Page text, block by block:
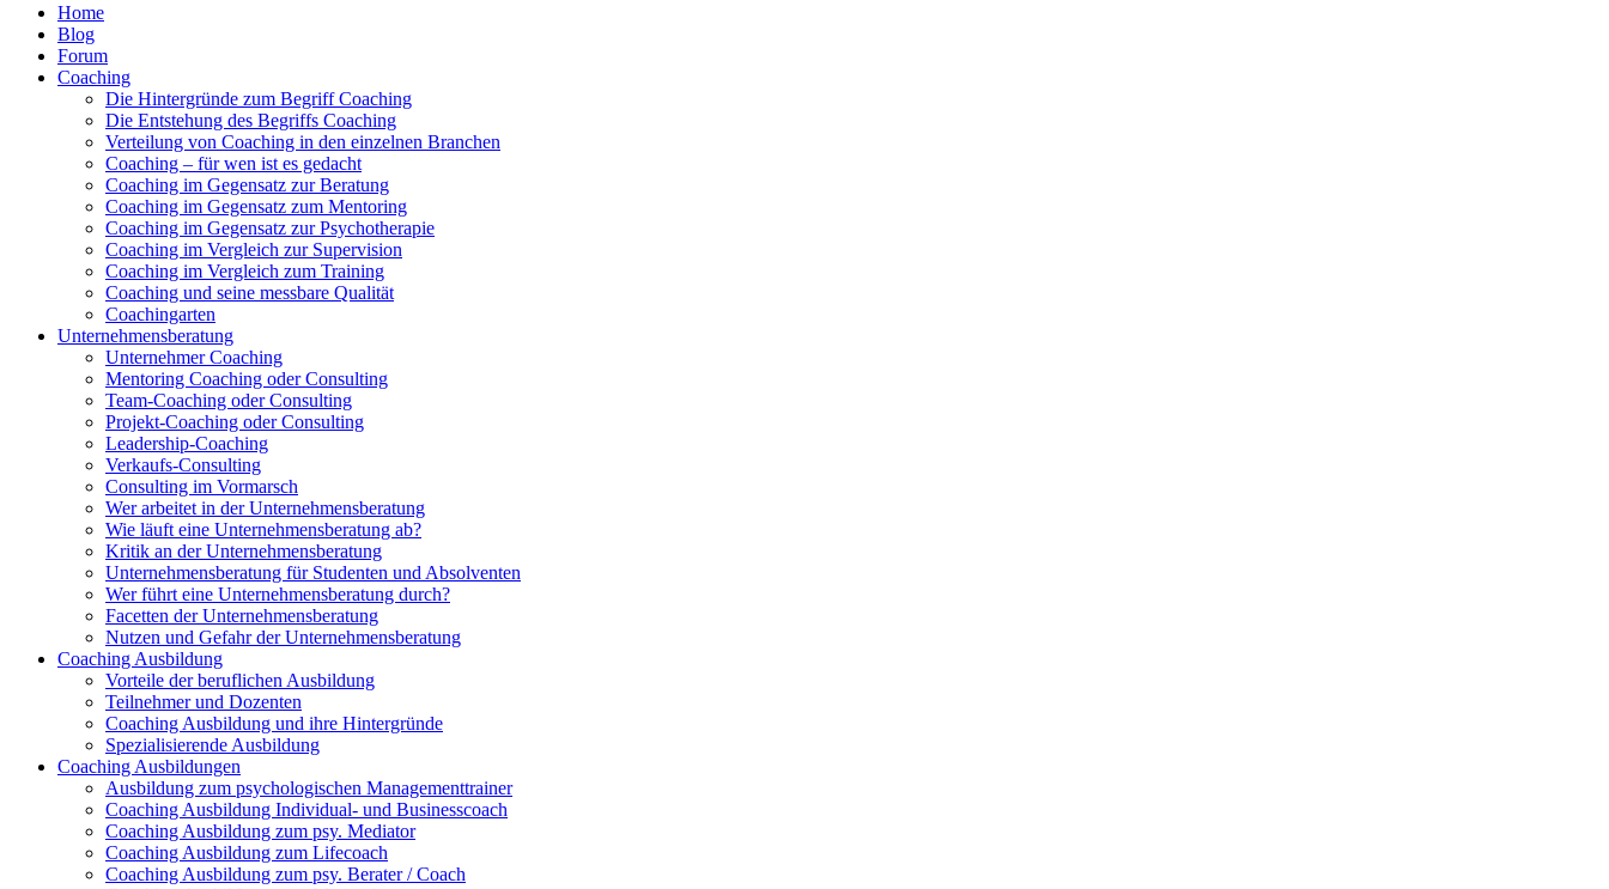
Home
Blog
Forum
Coaching
Die Hintergründe zum Begriff Coaching
Die Entstehung des Begriffs Coaching
Verteilung von Coaching in den einzelnen Branchen
Coaching – für wen ist es gedacht
Coaching im Gegensatz zur Beratung
Coaching im Gegensatz zum Mentoring
Coaching im Gegensatz zur Psychotherapie
Coaching im Vergleich zur Supervision
Coaching im Vergleich zum Training
Coaching und seine messbare Qualität
Coachingarten
Unternehmensberatung
Unternehmer Coaching
Mentoring Coaching oder Consulting
Team-Coaching oder Consulting
Projekt-Coaching oder Consulting
Leadership-Coaching
Verkaufs-Consulting
Consulting im Vormarsch
Wer arbeitet in der Unternehmensberatung
Wie läuft eine Unternehmensberatung ab?
Kritik an der Unternehmensberatung
Unternehmensberatung für Studenten und Absolventen
Wer führt eine Unternehmensberatung durch?
Facetten der Unternehmensberatung
Nutzen und Gefahr der Unternehmensberatung
Coaching Ausbildung
Vorteile der beruflichen Ausbildung
Teilnehmer und Dozenten
Coaching Ausbildung und ihre Hintergründe
Spezialisierende Ausbildung
Coaching Ausbildungen
Ausbildung zum psychologischen Managementtrainer
Coaching Ausbildung Individual- und Businesscoach
Coaching Ausbildung zum psy. Mediator
Coaching Ausbildung zum Lifecoach
Coaching Ausbildung zum psy. Berater / Coach